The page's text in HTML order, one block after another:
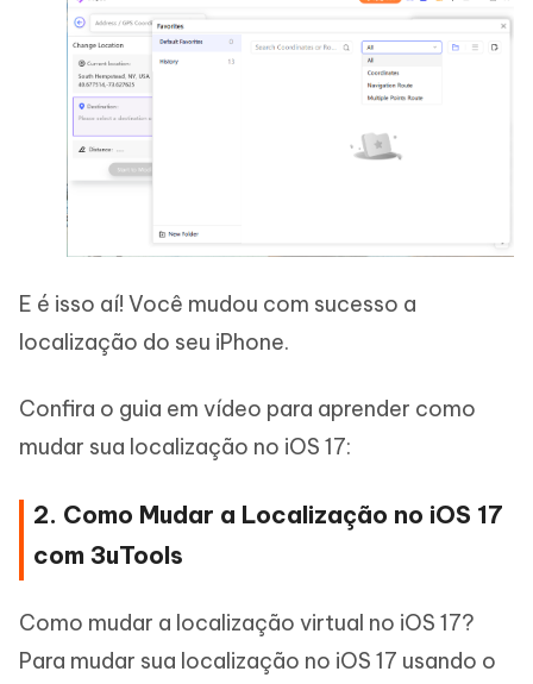
E é isso aí! Você mudou com sucesso a
localização do seu iPhone.
Confira o guia em vídeo para aprender como
mudar sua localização no iOS 17:
2. Como Mudar a Localização no iOS 17
com 3uTools
Como mudar a localização virtual no iOS 17?
Para mudar sua localização no iOS 17 usando o